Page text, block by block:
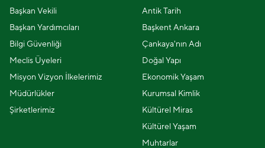
Başkan Vekili
Başkan Yardımcıları
Bilgi Güvenliği
Meclis Üyeleri
Misyon Vizyon İlkelerimiz
Müdürlükler
Şirketlerimiz
Antik Tarih
Başkent Ankara
Çankaya'nın Adı
Doğal Yapı
Ekonomik Yaşam
Kurumsal Kimlik
Kültürel Miras
Kültürel Yaşam
Muhtarlar